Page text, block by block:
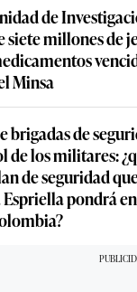
de
siete millones de
Minsa
brigadas de
de los militares:
de seguridad
Espriella pondrá